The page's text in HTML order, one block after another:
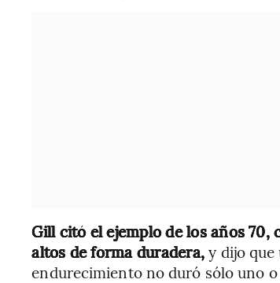
Gill citó el ejemplo de los años 70,
altos de forma duradera,y dijo
endurecimiento no duró sólo uno o